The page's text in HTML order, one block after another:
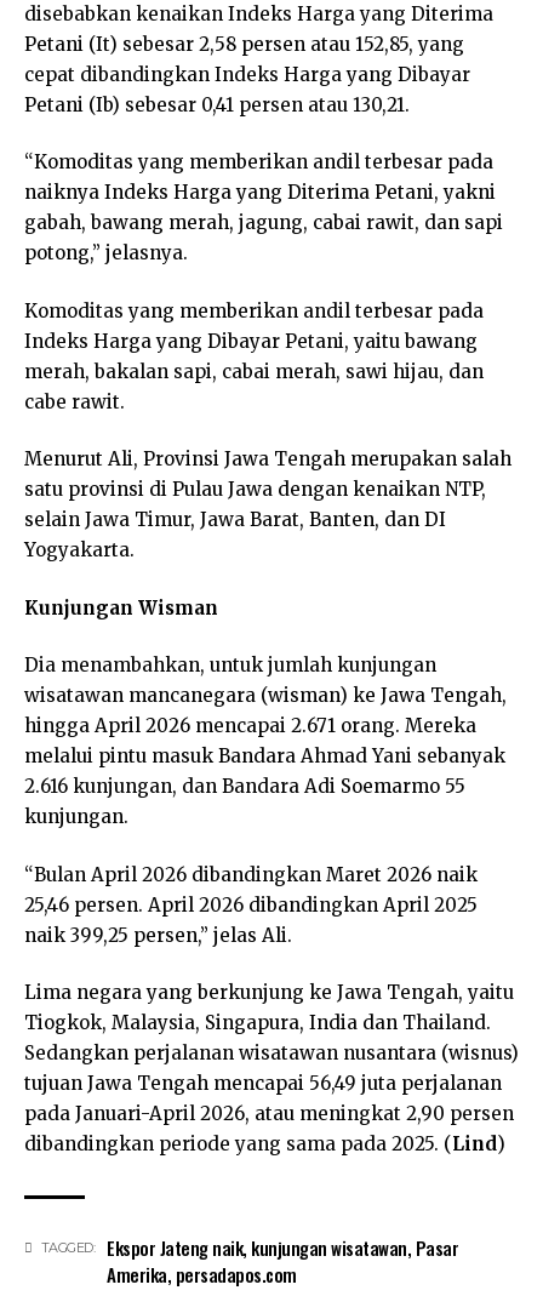
disebabkan kenaikan Indeks Harga yang Diterima
Petani (It) sebesar 2,58 persen atau 152,85, yang
cepat dibandingkan Indeks Harga yang Dibayar
Petani (Ib) sebesar 0,41 persen atau 130,21.
“Komoditas yang memberikan andil terbesar pada
naiknya Indeks Harga yang Diterima Petani, yakni
gabah, bawang merah, jagung, cabai rawit, dan sapi
potong,” jelasnya.
Komoditas yang memberikan andil terbesar pada
Indeks Harga yang Dibayar Petani, yaitu bawang
merah, bakalan sapi, cabai merah, sawi hijau, dan
cabe rawit.
Menurut Ali, Provinsi Jawa Tengah merupakan salah
satu provinsi di Pulau Jawa dengan kenaikan NTP,
selain Jawa Timur, Jawa Barat, Banten, dan DI
Yogyakarta.
Kunjungan Wisman
Dia menambahkan, untuk jumlah kunjungan
wisatawan mancanegara (wisman) ke Jawa Tengah,
hingga April 2026 mencapai 2.671 orang. Mereka
melalui pintu masuk Bandara Ahmad Yani sebanyak
2.616 kunjungan, dan Bandara Adi Soemarmo 55
kunjungan.
“Bulan April 2026 dibandingkan Maret 2026 naik
25,46 persen. April 2026 dibandingkan April 2025
naik 399,25 persen,” jelas Ali.
Lima negara yang berkunjung ke Jawa Tengah, yaitu
Tiogkok, Malaysia, Singapura, India dan Thailand.
Sedangkan perjalanan wisatawan nusantara (wisnus)
tujuan Jawa Tengah mencapai 56,49 juta perjalanan
pada Januari-April 2026, atau meningkat 2,90 persen
dibandingkan periode yang sama pada 2025. (Lind)
TAGGED: Ekspor Jateng naik, kunjungan wisatawan, Pasar
Amerika, persadapos.com